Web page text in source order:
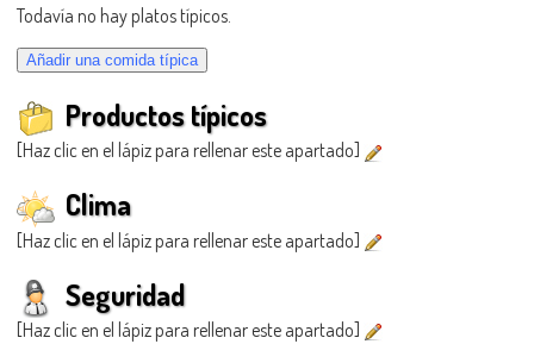
Todavía no hay platos típicos.
Productos típicos
[Haz clic en el lápiz para rellenar este apartado]
Clima
[Haz clic en el lápiz para rellenar este apartado]
Seguridad
[Haz clic en el lápiz para rellenar este apartado]